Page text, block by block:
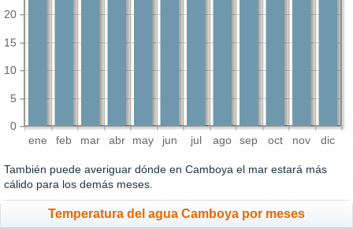
ene feb mar abr may jun jul ago sep oct nov dic
0
5
10
15
20
También puede averiguar dónde en Camboya el mar estará más
cálido para los demás meses.
Temperatura del agua Camboya por meses